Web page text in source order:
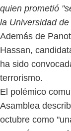
quien prometió
la Universidad
Además de
Hassan,
ha sido
terrorismo.
El polémico
Asamblea
octubre como